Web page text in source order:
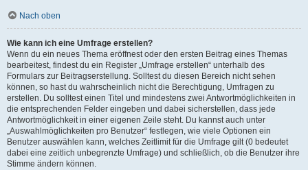
Nach oben
Wie kann ich eine Umfrage erstellen?
Wenn du ein neues Thema eröffnest oder den ersten Beitrag eines Themas
bearbeitest, findest du ein Register „Umfrage erstellen“ unterhalb des
Formulars zur Beitragserstellung. Solltest du diesen Bereich nicht sehen
können, so hast du wahrscheinlich nicht die Berechtigung, Umfragen zu
erstellen. Du solltest einen Titel und mindestens zwei Antwortmöglichkeiten in
die entsprechenden Felder eingeben und dabei sicherstellen, dass jede
Antwortmöglichkeit in einer eigenen Zeile steht. Du kannst auch unter
„Auswahlmöglichkeiten pro Benutzer“ festlegen, wie viele Optionen ein
Benutzer auswählen kann, welches Zeitlimit für die Umfrage gilt (0 bedeutet
dabei eine zeitlich unbegrenzte Umfrage) und schließlich, ob die Benutzer ihre
Stimme ändern können.